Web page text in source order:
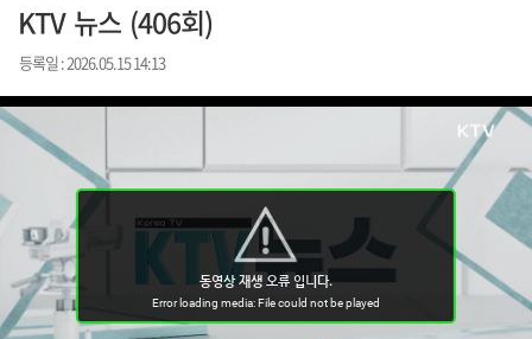
KTV 뉴스 (406회)
등록일 : 2026.05.15 14:13